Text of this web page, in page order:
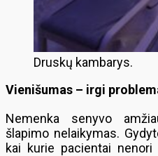
Druskų kambarys.
Vienišumas – irgi
Nemenka senyvo
šlapimo nelaikymas.
kai kurie pacientai